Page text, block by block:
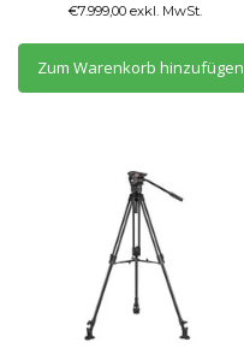
€7.999,00 exkl. MwSt.
Zum Warenkorb hinzufügen